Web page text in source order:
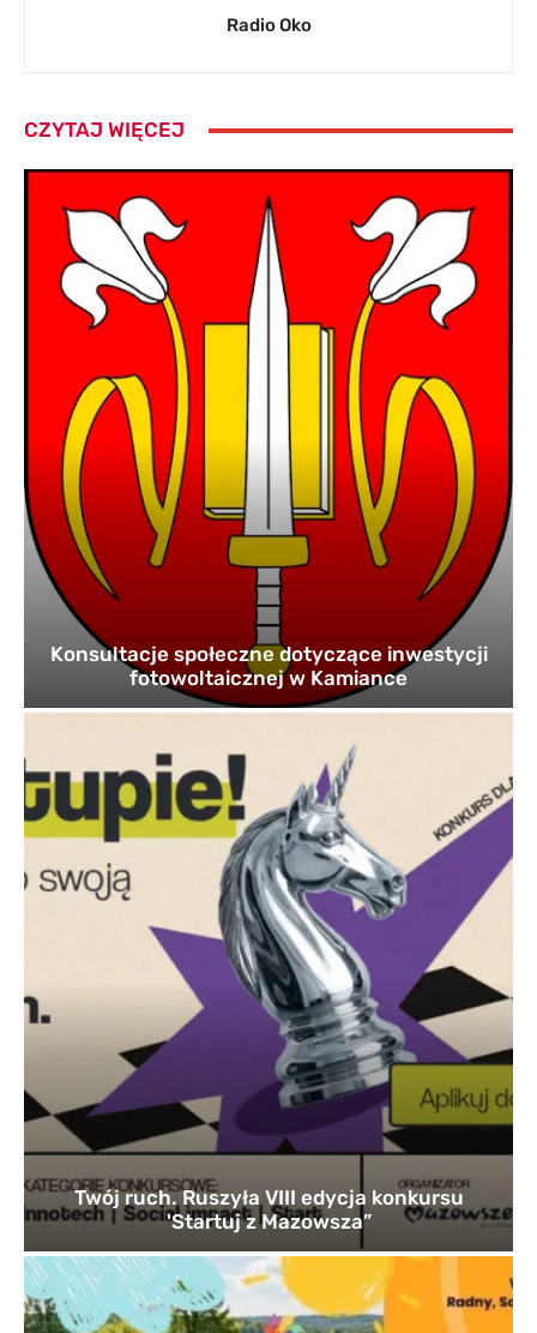
Radio Oko
CZYTAJ WIĘCEJ
Konsultacje społeczne dotyczące inwestycji
fotowoltaicznej w Kamiance
Twój ruch. Ruszyła VIII edycja konkursu
'Startuj z Mazowsza”